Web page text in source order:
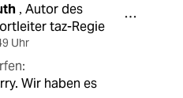
, Autor des
taz-Regie
Uhr
Wir haben es